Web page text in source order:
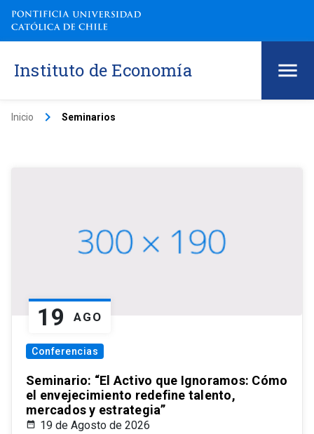
Instituto de Economía
Inicio keyboard_arrow_right Seminarios
19 AGO
Conferencias
Seminario: “El Activo que Ignoramos: Cómo
el envejecimiento redefine talento,
mercados y estrategia”
19 de Agosto de 2026